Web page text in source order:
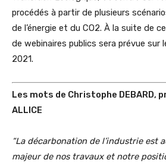
procédés à partir de plusieurs
de l’énergie et du CO2. À la suite de
de webinaires publics sera prévue sur
2021.
Les mots de Christophe DEBARD,
ALLICE
“La décarbonation de l’industrie est
majeur de nos travaux et notre